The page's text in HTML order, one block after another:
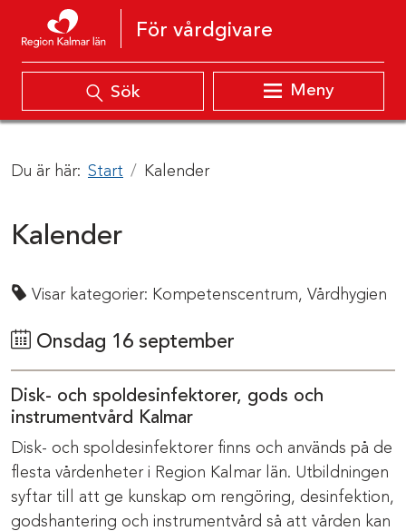
Hoppa till innehåll
För vårdgivare
Sök Meny
Du är här: Start Kalender
Kalender
Visar kategorier: Kompetenscentrum, Vårdhygien
Onsdag 16 september
Disk- och spoldesinfektorer, gods och
instrumentvård Kalmar
Disk- och spoldesinfektorer finns och används på de
flesta vårdenheter i Region Kalmar län. Utbildningen
syftar till att ge kunskap om rengöring, desinfektion,
godshantering och instrumentvård så att vården kan